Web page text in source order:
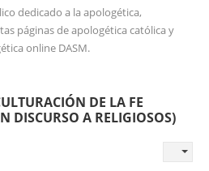
dedicado a la apologética,
páginas de apologética católica y
online DASM.
DE LA FE
DISCURSO A RELIGIOSOS)